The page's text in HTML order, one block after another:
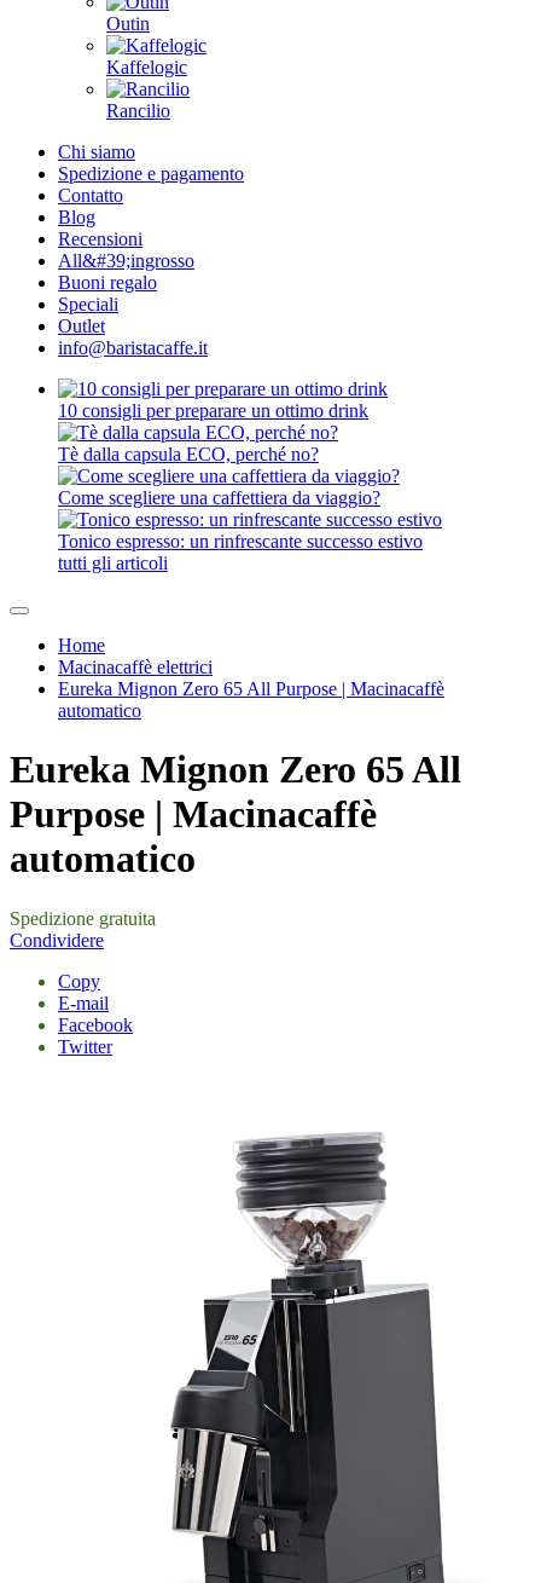
Outin
Kaffelogic
Rancilio
Chi siamo
Spedizione e pagamento
Contatto
Blog
Recensioni
All&#39;ingrosso
Buoni regalo
Speciali
Outlet
info@baristacaffe.it
10 consigli per preparare un ottimo drink
Tè dalla capsula ECO, perché no?
Come scegliere una caffettiera da viaggio?
Tonico espresso: un rinfrescante successo estivo
tutti gli articoli
Home
Macinacaffè elettrici
Eureka Mignon Zero 65 All Purpose | Macinacaffè
automatico
Eureka Mignon Zero 65 All
Purpose | Macinacaffè
automatico
Spedizione gratuita
Condividere
Copy
E-mail
Facebook
Twitter